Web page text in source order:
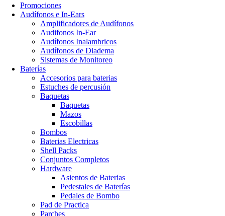
Promociones
Audífonos e In-Ears
Amplificadores de Audífonos
Audifonos In-Ear
Audífonos Inalambricos
Audífonos de Diadema
Sistemas de Monitoreo
Baterías
Accesorios para baterias
Estuches de percusión
Baquetas
Baquetas
Mazos
Escobillas
Bombos
Baterias Electricas
Shell Packs
Conjuntos Completos
Hardware
Asientos de Baterias
Pedestales de Baterías
Pedales de Bombo
Pad de Practica
Parches